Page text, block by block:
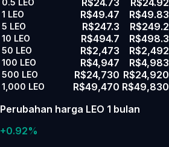
1 LEO R$49.47 R$49.83
5 LEO R$247.3 R$249.2
10 LEO R$494.7 R$498.3
50 LEO R$2,473 R$2,492
100 LEO R$4,947 R$4,983
500 LEO R$24,730 R$24,920
1,000 LEO R$49,470 R$49,830
Perubahan harga LEO 1 bulan
+0.92%